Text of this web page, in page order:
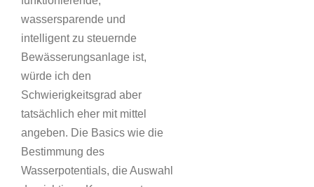
wassersparende und
intelligent zu steuernde
Bewässerungsanlage ist,
würde ich den
Schwierigkeitsgrad aber
tatsächlich eher mit mittel
angeben. Die Basics wie die
Bestimmung des
Wasserpotentials, die Auswahl